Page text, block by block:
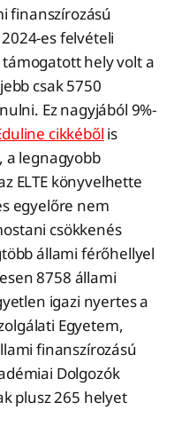
finanszírozású
es felvételi
hely volt a
csak 5750
Ez nagyjából 9%-
cikkéből is
a legnagyobb
ELTE könyvelhette
egyelőre nem
csökkenés
állami férőhellyel
8758 állami
igazi nyertes a
Egyetem,
finanszírozású
Dolgozók
plusz 265 helyet